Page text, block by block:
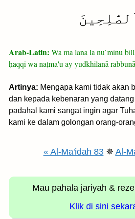
Arab-Latin: Wa mā lanā lā nu`minu
ḥaqqi wa naṭma'u ay yudkhilanā
Artinya: Mengapa kami tidak akan
dan kepada kebenaran yang
padahal kami sangat ingin agar
kami ke dalam golongan orang-
« Al-Ma'idah 83✵ Al-
Mau pahala jariyah &
Klik di sini